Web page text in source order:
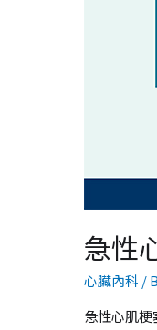
急性
心臟內科 /
急性心肌